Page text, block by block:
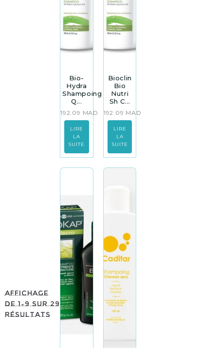
Affichage
de 1–9 sur 29
résultats
Bio-
Hydra
Shampoing
Q...
192.09 MAD
LIRE
LA
SUITE
Bioclin
Bio
Nutri
Sh C...
192.09 MAD
LIRE
LA
SUITE